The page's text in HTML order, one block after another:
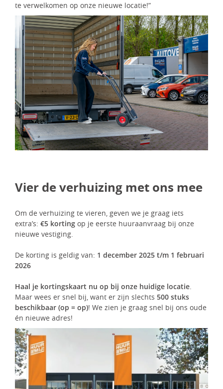
te verwelkomen op onze nieuwe locatie!”
Vier de verhuizing met ons mee
Om de verhuizing te vieren, geven we je graag iets
extra’s: €5 korting op je eerste huuraanvraag bij onze
nieuwe vestiging.
De korting is geldig van: 1 december 2025 t/m 1 februari
2026
Haal je kortingskaart nu op bij onze huidige locatie
Maar wees er snel bij, want er zijn slechts 500 stuks
beschikbaar (op = op)! We zien je graag snel bij ons oude
én nieuwe adres!